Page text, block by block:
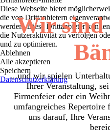
Wir sind
...und wir spielen
Ihrer Veranstaltung,
Firmenfeier oder ein
umfangreiches Repertoire
uns darauf, Ihre
Diese Webseite bietet
die von Drittanbietern
werden. Diese Drittanbieter
die Nutzeraktivität zu verfolgen
und zu optimieren.
Ablehnen
Alle akzeptieren
Speichern
Datenschutzerklärung